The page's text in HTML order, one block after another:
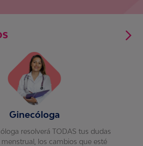
Ginecóloga
resolverá TODAS tus dudas
los cambios que esté